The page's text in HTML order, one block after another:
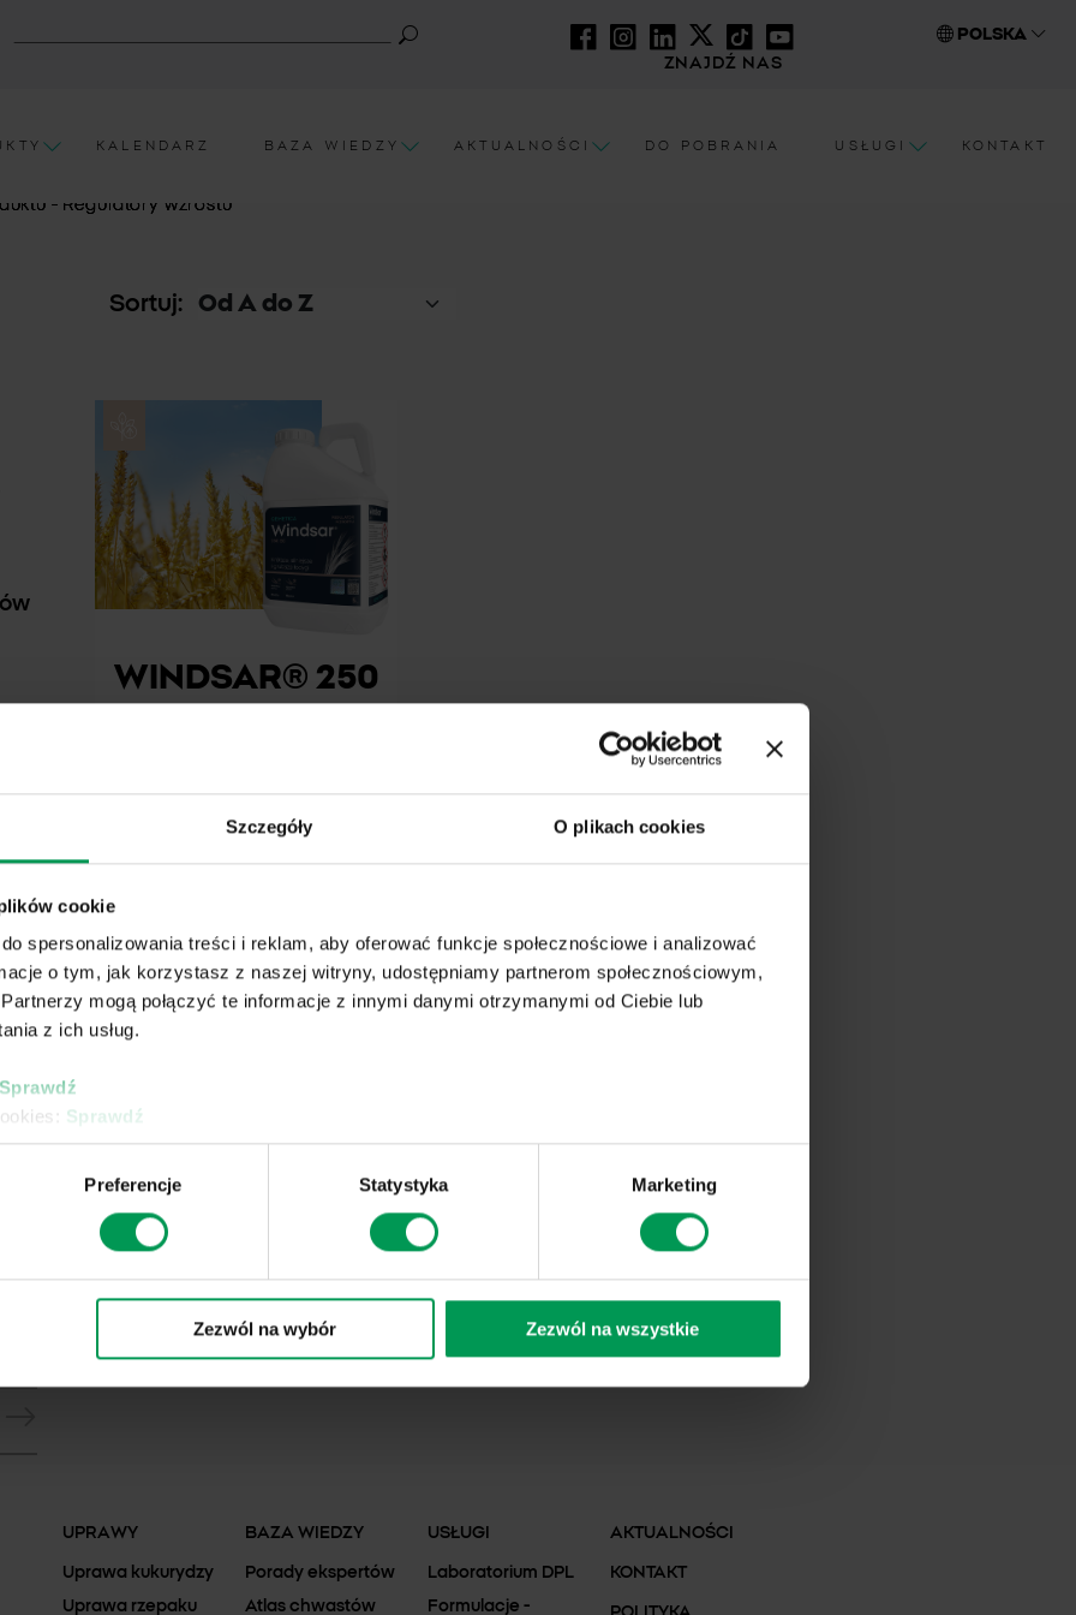
Szczegóły O plikach cookies
cookie
spersonalizowania treści i reklam, aby oferować funkcje społecznościowe i analizować
o tym, jak korzystasz z naszej witryny, udostępniamy partnerom społecznościowym,
mogą połączyć te informacje z innymi danymi otrzymanymi od Ciebie lub
z ich usług.
Sprawdź
Sprawdź
Preferencje Statystyka Marketing
Zezwól na wybór Zezwól na wszystkie
ZNAJDŹ NAS
POLSKA
KALENDARZ BAZA WIEDZY AKTUALNOŚCI DO POBRANIA USŁUGI KONTAKT
- Regulatory wzrostu
Sortuj:
WINDSAR® 250
UPRAWY
Uprawa kukurydzy
Uprawa rzepaku
BAZA WIEDZY
Porady ekspertów
Atlas chwastów
USŁUGI
Laboratorium DPL
Formulacje -
AKTUALNOŚCI
KONTAKT